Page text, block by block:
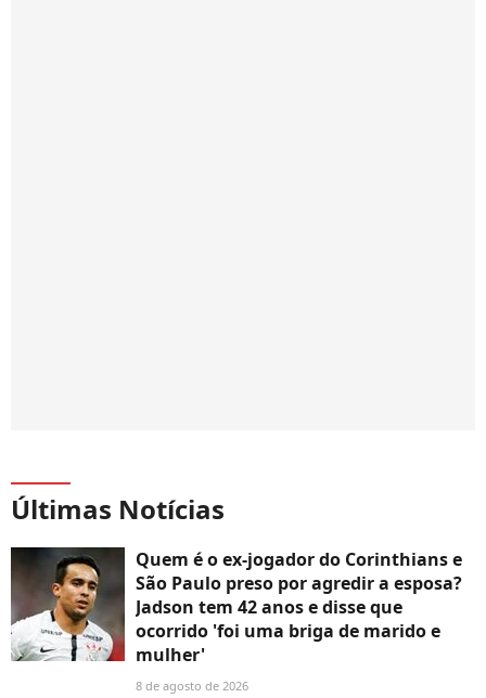
Últimas Notícias
Quem é o ex-jogador do Corinthians e
São Paulo preso por agredir a esposa?
Jadson tem 42 anos e disse que
ocorrido 'foi uma briga de marido e
mulher'
8 de agosto de 2026